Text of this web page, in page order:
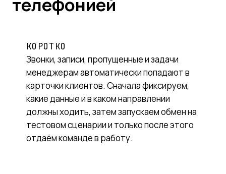
КОРОТКО
Звонки, записи, пропущенные и задачи
менеджерам автоматически попадают в
карточки клиентов. Сначала фиксируем,
какие данные и в каком направлении
должны ходить, затем запускаем обмен на
тестовом сценарии и только после этого
отдаём команде в работу.